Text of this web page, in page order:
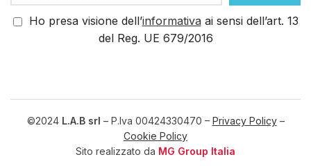
Ho presa visione dell’informativa ai sensi dell’art. 13
del Reg. UE 679/2016
©2024 L.A.B srl – P.Iva 00424330470 – Privacy Policy–
Cookie Policy
Sito realizzato da MG Group Italia